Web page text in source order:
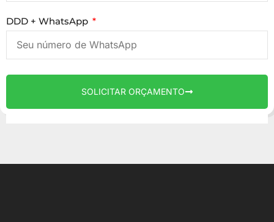
DDD + WhatsApp
SOLICITAR ORÇAMENTO